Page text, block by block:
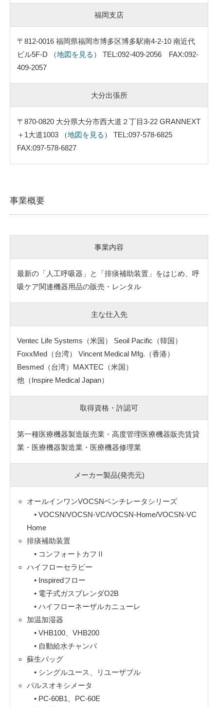
福岡支店
〒812-0016 福岡県福岡市博多区博多駅南4-2-10 南近代
ビル5F-D （地図を見る ） TEL:092-409-2056 FAX:092-
409-2057
大分出張所
〒870-0820 大分県大分市西大道２丁目3-22 GRANNEXT
＋1大道1003 （地図を見る ） TEL:097-578-6825
FAX:097-578-6827
事業概要
事業内容
最新の「人工呼吸器」と「排痰補助装置」をはじめ、呼
吸ケア関連機器用品の販売・レンタル
主な仕入先
Ventec Life Systems（米国） Seoil Pacific（韓国）
FoxxMed（台湾） Vincent Medical Mfg.（香港）
Besmed（台湾）MAXTEC（米国）
他（Inspire Medical Japan）
取得資格・許認可
第一種医療機器製造販売業・高度管理医療機器販売賃貸
業・医療機器製造業・医療機器修理業
メーカー製品(発売元)
オールインワンVOCSNベンチレータシリーズ
• VOCSN/VOCSN-VC/VOCSN-Home/VOCSN-VC
Home
排痰補助装置
• コンフォートカフⅡ
ハイフローセラピー
• Inspiredフロー
• 電子式ガスブレンダO2B
• ハイフローネーザルカニューレ
加温加湿器
• VHB100、VHB200
• 自動給水チャンバ
蘇生バッグ
• シングルユース、リユーザブル
パルスオキシメータ
• PC-60B1、PC-60E